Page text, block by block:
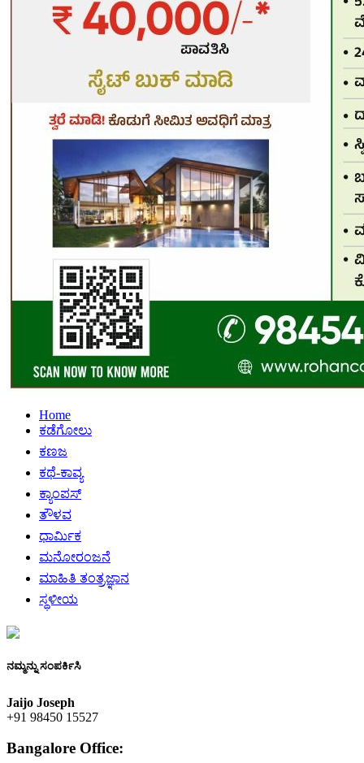
Home
ಕಡೆಗೋಲು
ಕಣಜ
ಕಥೆ-ಕಾವ್ಯ
ಕ್ಯಾಂಪಸ್
ತೌಳವ
ಧಾರ್ಮಿಕ
ಮನೋರಂಜನೆ
ಮಾಹಿತಿ ತಂತ್ರಜ್ಞಾನ
ಸ್ಥಳೀಯ
ನಮ್ಮನ್ನು ಸಂಪರ್ಕಿಸಿ
Jaijo Joseph
+91 98450 15527
Bangalore Office: